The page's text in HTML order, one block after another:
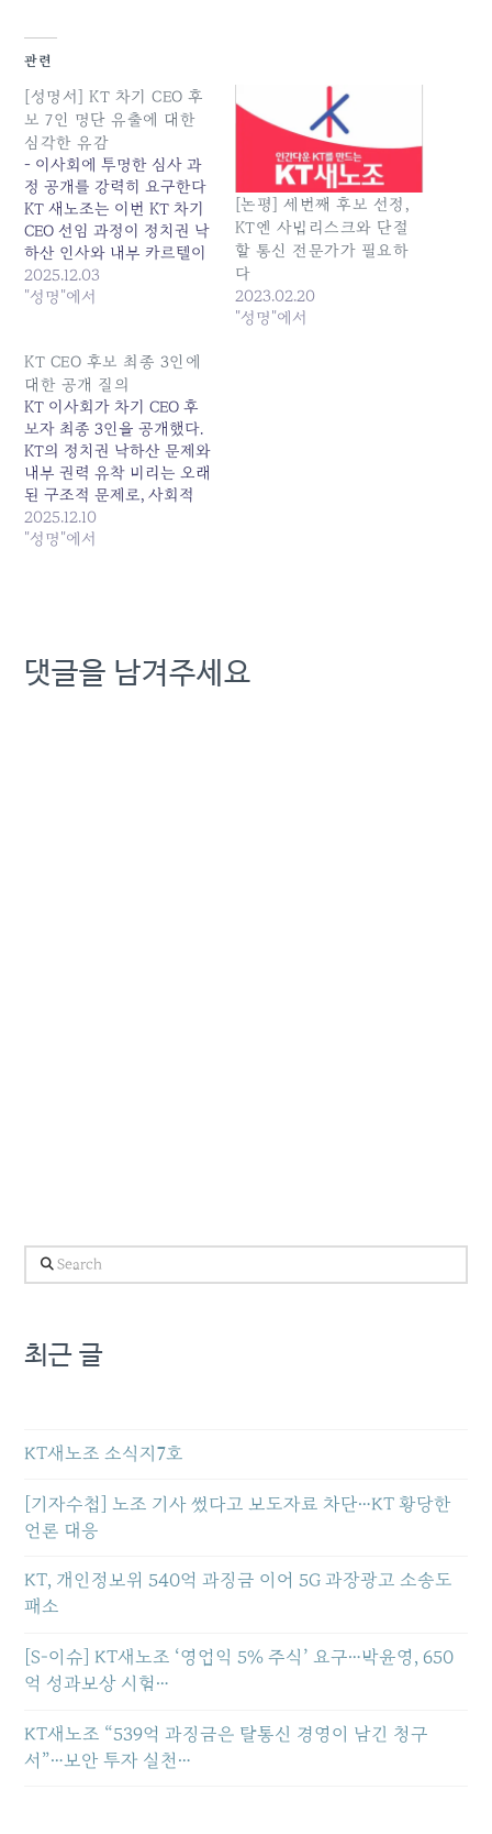
관련
[성명서] KT 차기 CEO 후
보 7인 명단 유출에 대한
심각한 유감
- 이사회에 투명한 심사 과
정 공개를 강력히 요구한다
KT 새노조는 이번 KT 차기
CEO 선임 과정이 정치권 낙
하산 인사와 내부 카르텔이
라는 KT의 고질적인 악습을
근절하고 새로운 미래로 나
해 왔다. 그러나 이사회의
공식 발표도 아닌 일부 언론
보도를 통해 1차 7명의 압축
후보자 명단이…
2025.12.03
"성명"에서
[논평] 세번째 후보 선정,
KT엔 사법리스크와 단절
할 통신 전문가가 필요하
다
2023.02.20
"성명"에서
KT CEO 후보 최종 3인에
대한 공개 질의
KT 이사회가 차기 CEO 후
보자 최종 3인을 공개했다.
KT의 정치권 낙하산 문제와
내부 권력 유착 비리는 오래
된 구조적 문제로, 사회적
신뢰 회복을 위해서는 모든
후보 추천·선정 과정이 투명
제기됐던 점들을 해소하지
못 한…
2025.12.10
"성명"에서
댓글을 남겨주세요
Search
최근 글
KT새노조 소식지7호
[기자수첩] 노조 기사 썼다고 보도자료 차단…KT 황당한
언론 대응
KT, 개인정보위 540억 과징금 이어 5G 과장광고 소송도
패소
[S-이슈] KT새노조 ‘영업익 5% 주식’ 요구…박윤영, 650
억 성과보상 시험…
KT새노조 “539억 과징금은 탈통신 경영이 남긴 청구
서”…보안 투자 실천…